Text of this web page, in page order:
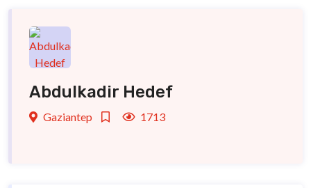
Abdulkadir Hedef
Gaziantep 1713